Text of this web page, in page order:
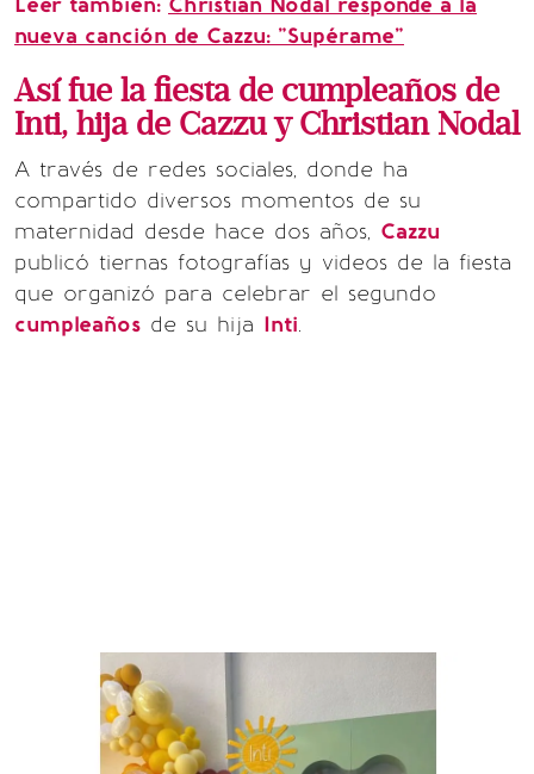
nueva canción de Cazzu: "Supérame"
Así fue la fiesta de cumpleaños de
Inti, hija de Cazzu y Christian Nodal
A través de redes sociales, donde ha
compartido diversos momentos de su
maternidad desde hace dos años, Cazzu
publicó tiernas fotografías y videos de la fiesta
que organizó para celebrar el segundo
cumpleaños de su hija Inti.